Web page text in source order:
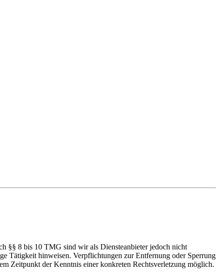
§§ 8 bis 10 TMG sind wir als Diensteanbieter jedoch nicht
Tätigkeit hinweisen. Verpflichtungen zur Entfernung oder Sperrung
Zeitpunkt der Kenntnis einer konkreten Rechtsverletzung möglich.